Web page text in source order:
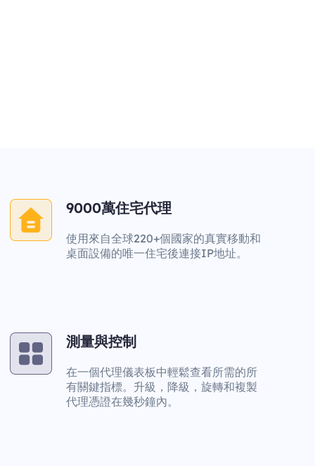
9000萬住宅代理
使用來自全球220+個國家的真實移動和
桌面設備的唯一住宅後連接IP地址。
測量與控制
在一個代理儀表板中輕鬆查看所需的所
有關鍵指標。升級，降級，旋轉和複製
代理憑證在幾秒鐘內。